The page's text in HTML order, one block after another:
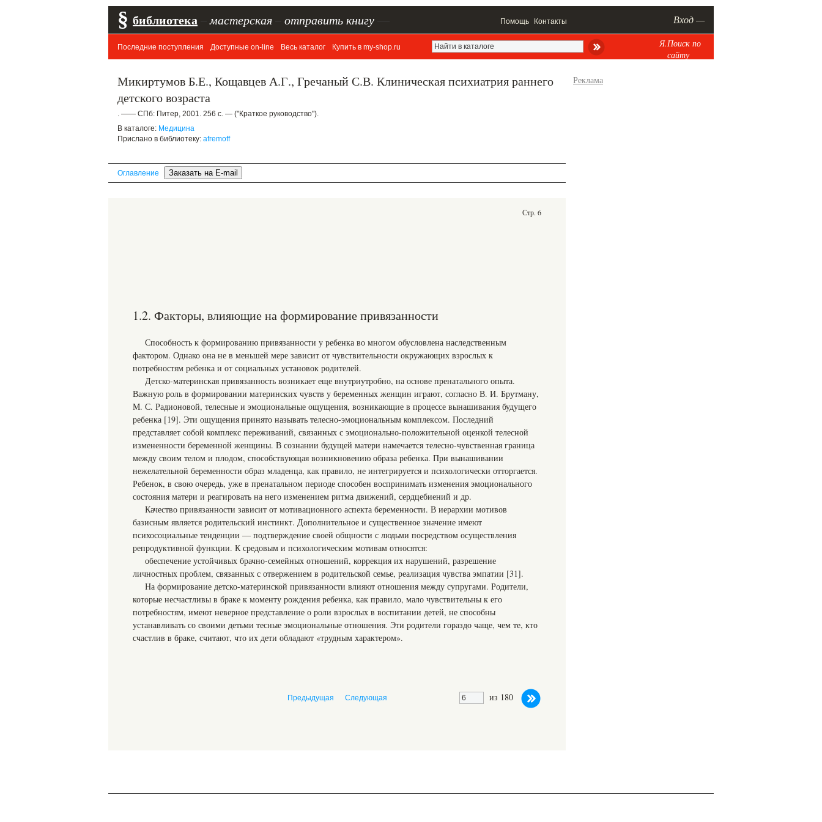
§ библиотека мастерская отправить книгу Помощь Контакты Вход —
Последние поступления Доступные on-line Весь каталог Купить в my-shop.ru
Я.Поиск по
сайту
Микиртумов Б.Е., Кощавцев А.Г., Гречаный С.В. Клиническая психиатрия раннего
детского возраста
. —— СПб: Питер, 2001. 256 с. — ("Краткое руководство").
В каталоге: Медицина
Прислано в библиотеку: afremoff
Оглавление
Стр. 6
1.2. Факторы, влияющие на формирование привязанности
Способность к формированию привязанности у ребенка во многом обусловлена наследственным
фактором. Однако она не в меньшей мере зависит от чувствительности окружающих взрослых к
потребностям ребенка и от социальных установок родителей.
Детско-материнская привязанность возникает еще внутриутробно, на основе пренатального опыта.
Важную роль в формировании материнских чувств у беременных женщин играют, согласно В. И. Брутману,
М. С. Радионовой, телесные и эмоциональные ощущения, возникающие в процессе вынашивания будущего
ребенка [19]. Эти ощущения принято называть телесно-эмоциональным комплексом. Последний
представляет собой комплекс переживаний, связанных с эмоционально-положительной оценкой телесной
измененности беременной женщины. В сознании будущей матери намечается телесно-чувственная граница
между своим телом и плодом, способствующая возникновению образа ребенка. При вынашивании
нежелательной беременности образ младенца, как правило, не интегрируется и психологически отторгается.
Ребенок, в свою очередь, уже в пренатальном периоде способен воспринимать изменения эмоционального
состояния матери и реагировать на него изменением ритма движений, сердцебиений и др.
Качество привязанности зависит от мотивационного аспекта беременности. В иерархии мотивов
базисным является родительский инстинкт. Дополнительное и существенное значение имеют
психосоциальные тенденции — подтверждение своей общности с людьми посредством осуществления
репродуктивной функции. К средовым и психологическим мотивам относятся:
обеспечение устойчивых брачно-семейных отношений, коррекция их нарушений, разрешение
личностных проблем, связанных с отвержением в родительской семье, реализация чувства эмпатии [31].
На формирование детско-материнской привязанности влияют отношения между супругами. Родители,
которые несчастливы в браке к моменту рождения ребенка, как правило, мало чувствительны к его
потребностям, имеют неверное представление о роли взрослых в воспитании детей, не способны
устанавливать со своими детьми тесные эмоциональные отношения. Эти родители гораздо чаще, чем те, кто
счастлив в браке, считают, что их дети обладают «трудным характером».
из 180
Предыдущая Следующая
Реклама